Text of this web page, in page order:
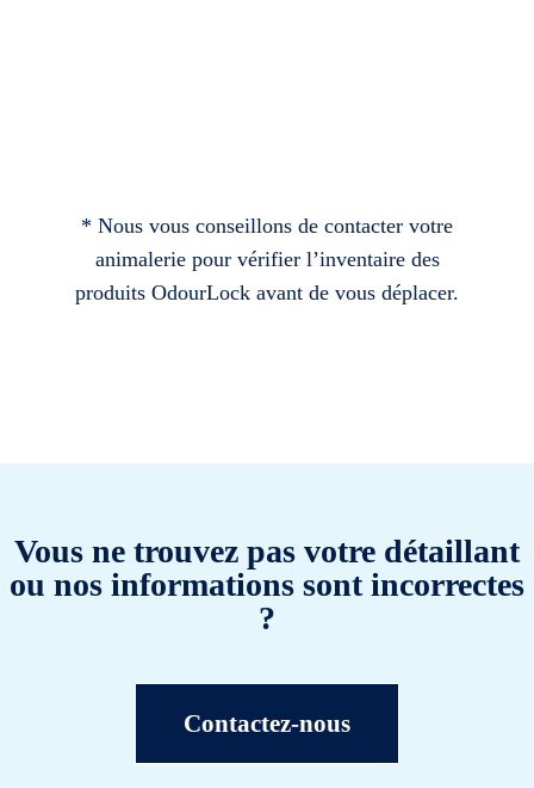
* Nous vous conseillons de contacter votre
animalerie pour vérifier l’inventaire des
produits OdourLock avant de vous déplacer.
Vous ne trouvez pas votre détaillant
ou nos informations sont incorrectes
?
Contactez-nous